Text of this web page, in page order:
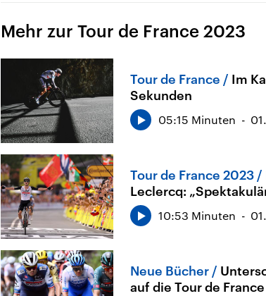
Mehr zur Tour de France 2023
Tour de France
Im
Sekunden
05:15 Minuten
Tour de France 2023
Leclercq:
10:53 Minuten
Neue Bücher
auf die Tour de France